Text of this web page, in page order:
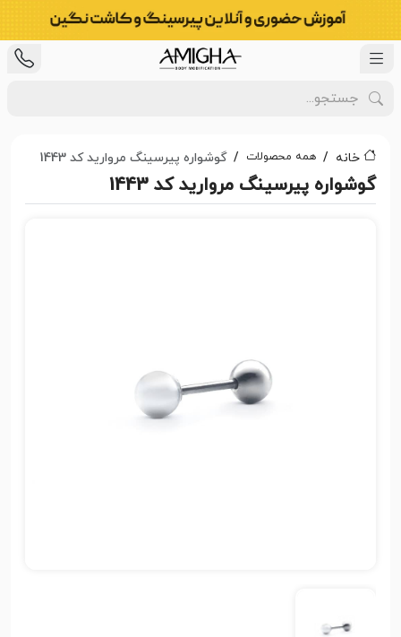
خانه همه محصولات گوشواره پیرسینگ مروارید کد 1443
گوشواره پیرسینگ مروارید کد 1443